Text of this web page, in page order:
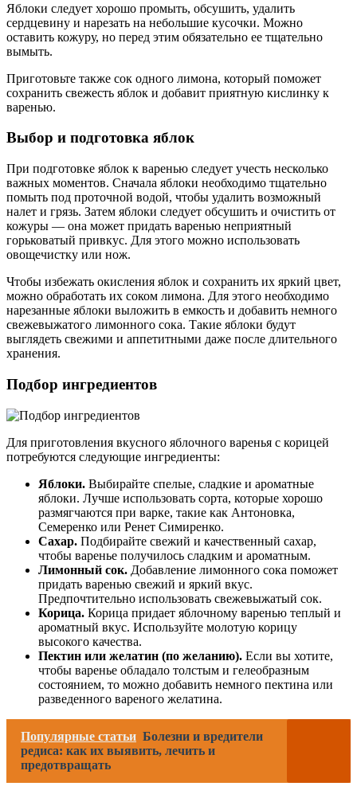
Яблоки следует хорошо промыть, обсушить, удалить
сердцевину и нарезать на небольшие кусочки. Можно
оставить кожуру, но перед этим обязательно ее тщательно
вымыть.
Приготовьте также сок одного лимона, который поможет
сохранить свежесть яблок и добавит приятную кислинку к
варенью.
Выбор и подготовка яблок
При подготовке яблок к варенью следует учесть несколько
важных моментов. Сначала яблоки необходимо тщательно
помыть под проточной водой, чтобы удалить возможный
налет и грязь. Затем яблоки следует обсушить и очистить от
кожуры — она может придать варенью неприятный
горьковатый привкус. Для этого можно использовать
овощечистку или нож.
Чтобы избежать окисления яблок и сохранить их яркий цвет,
можно обработать их соком лимона. Для этого необходимо
нарезанные яблоки выложить в емкость и добавить немного
свежевыжатого лимонного сока. Такие яблоки будут
выглядеть свежими и аппетитными даже после длительного
хранения.
Подбор ингредиентов
Для приготовления вкусного яблочного варенья с корицей
потребуются следующие ингредиенты:
Яблоки. Выбирайте спелые, сладкие и ароматные
яблоки. Лучше использовать сорта, которые хорошо
размягчаются при варке, такие как Антоновка,
Семеренко или Ренет Симиренко.
Сахар. Подбирайте свежий и качественный сахар,
чтобы варенье получилось сладким и ароматным.
Лимонный сок. Добавление лимонного сока поможет
придать варенью свежий и яркий вкус.
Предпочтительно использовать свежевыжатый сок.
Корица. Корица придает яблочному варенью теплый и
ароматный вкус. Используйте молотую корицу
высокого качества.
Пектин или желатин (по желанию). Если вы хотите,
чтобы варенье обладало толстым и гелеобразным
состоянием, то можно добавить немного пектина или
разведенного вареного желатина.
Популярные статьи Болезни и вредители
редиса: как их выявить, лечить и
предотвращать